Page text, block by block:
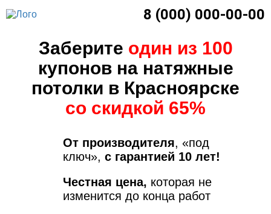
8 (000) 000-00-00
Заберите один из 100
купонов на натяжные
потолки в Красноярске
со скидкой 65%
От производителя, «под
ключ», с гарантией 10 лет!
Честная цена, которая не
изменится до конца работ